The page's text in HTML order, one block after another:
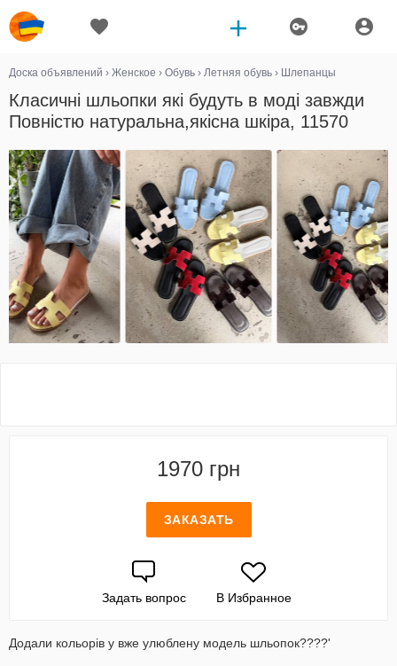
Доска объявлений › Женское › Обувь › Летняя обувь › Шлепанцы
Класичні шльопки які будуть в моді завжди
Повністю натуральна,якісна шкіра, 11570
1970 грн
ЗАКАЗАТЬ
Задать вопрос В Избранное
Додали кольорів у вже улюблену модель шльопок????'